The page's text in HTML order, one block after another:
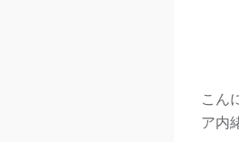
こん
ア内